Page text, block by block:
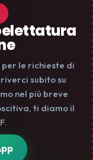
le richieste di
subito su
nel più breve
ti diamo il